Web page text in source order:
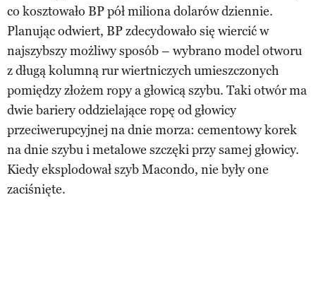
co kosztowało BP pół miliona dolarów dziennie.
Planując odwiert, BP zdecydowało się wiercić w
najszybszy możliwy sposób – wybrano model otworu
z długą kolumną rur wiertniczych umieszczonych
pomiędzy złożem ropy a głowicą szybu. Taki otwór ma
dwie bariery oddzielające ropę od głowicy
przeciwerupcyjnej na dnie morza: cementowy korek
na dnie szybu i metalowe szczęki przy samej głowicy.
Kiedy eksplodował szyb Macondo, nie były one
zaciśnięte.